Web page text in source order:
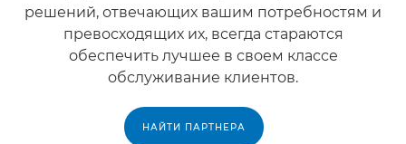
решений, отвечающих вашим потребностям и
превосходящих их, всегда стараются
обеспечить лучшее в своем классе
обслуживание клиентов.
НАЙТИ ПАРТНЕРА